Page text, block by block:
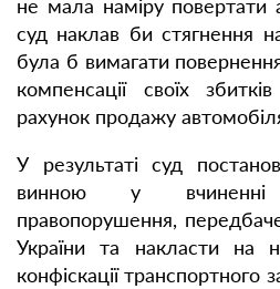
не мала наміру повертати
суд наклав би стягнення
була б вимагати
компенсації своїх
рахунок продажу
У результаті суд
винною у вчиненні
правопорушення,
України та накласти на
конфіскації транспортного